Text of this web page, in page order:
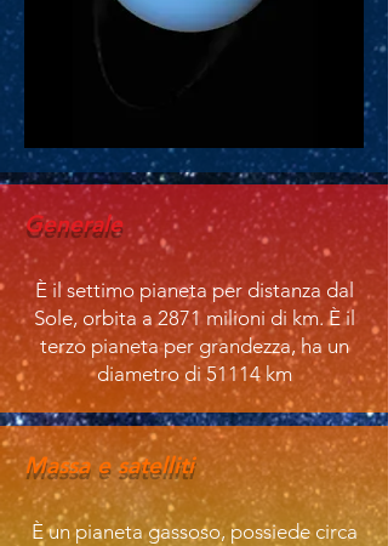
Generale
È il settimo pianeta per distanza dal
Sole, orbita a 2871 milioni di km. È il
terzo pianeta per grandezza, ha un
diametro di 51114 km
Massa e satelliti
È un pianeta gassoso, possiede circa